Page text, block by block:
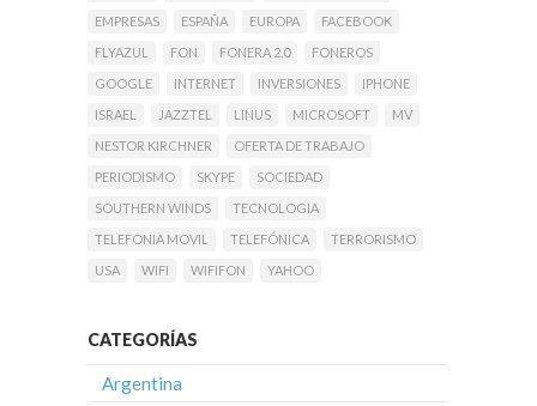
EMPRESAS
ESPAÑA EUROPA
FACEBOOK
FLYAZUL
FON FONERA 2.0
FONEROS
GOOGLE
INTERNET INVERSIONES
IPHONE
ISRAEL
JAZZTEL LINUS MICROSOFT
MV
NESTOR KIRCHNER
OFERTA DE TRABAJO
PERIODISMO
SKYPE
SOCIEDAD
SOUTHERN WINDS
TECNOLOGIA
TELEFONIA MOVIL
TELEFÓNICA
TERRORISMO
USA
WIFI WIFIFON YAHOO
CATEGORÍAS
Argentina